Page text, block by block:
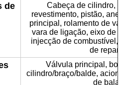
de
Cabeça de cilindro,
revestimento, pistão,
principal, rolamento de
vara de ligação, eixo de
injecção de
de
Válvula principal,
cilindro/braço/balde,
de